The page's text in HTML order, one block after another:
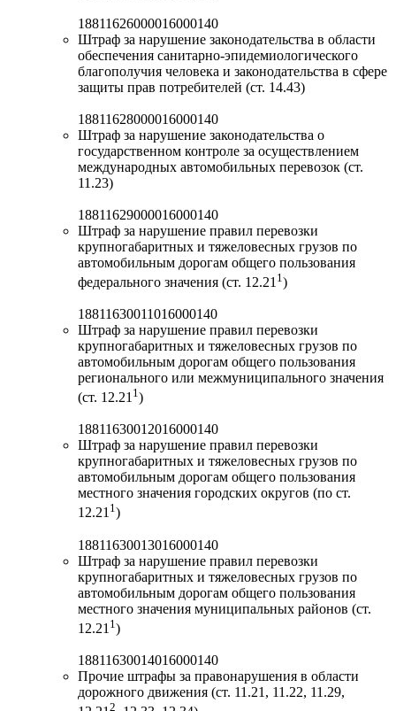
18811626000016000140
Штраф за нарушение законодательства в области
обеспечения санитарно-эпидемиологического
благополучия человека и законодательства в сфере
защиты прав потребителей (ст. 14.43)
18811628000016000140
Штраф за нарушение законодательства о
государственном контроле за осуществлением
международных автомобильных перевозок (ст.
11.23)
18811629000016000140
Штраф за нарушение правил перевозки
крупногабаритных и тяжеловесных грузов по
автомобильным дорогам общего пользования
федерального значения (ст. 12.21 1 )
18811630011016000140
Штраф за нарушение правил перевозки
крупногабаритных и тяжеловесных грузов по
автомобильным дорогам общего пользования
регионального или межмуниципального значения
(ст. 12.21 1 )
18811630012016000140
Штраф за нарушение правил перевозки
крупногабаритных и тяжеловесных грузов по
автомобильным дорогам общего пользования
местного значения городских округов (по ст.
12.211)
18811630013016000140
Штраф за нарушение правил перевозки
крупногабаритных и тяжеловесных грузов по
автомобильным дорогам общего пользования
местного значения муниципальных районов (ст.
12.21 1 )
18811630014016000140
Прочие штрафы за правонарушения в области
дорожного движения (ст. 11.21, 11.22, 11.29,
2